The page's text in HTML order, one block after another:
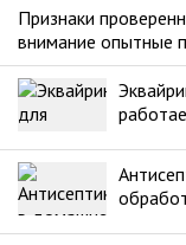
Признаки
внимание опытные